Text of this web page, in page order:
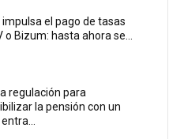
el pago de tasas
o Bizum: hasta ahora se...
regulación para
la pensión con un